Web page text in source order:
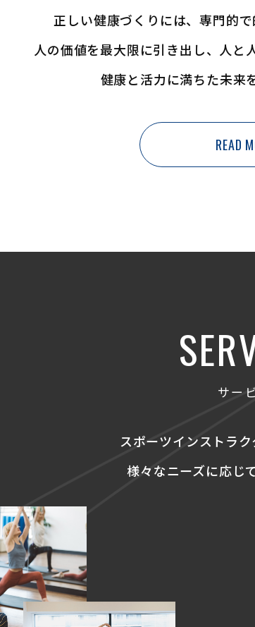
正しい健康づくりには、専門的で
人の価値を最大限に引き出し、人と
健康と活力に満ちた未来
READ
サー
スポーツインストラク
様々なニーズに応じ